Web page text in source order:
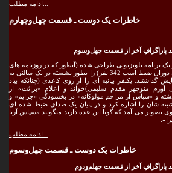
خاطرات یک دوست ـ قسمت چهل‌وچهارم
پاراگرافِ آخر از قسمت چهل‌وسوم
یک برنامه تلویزیونی طراحی شده (آنطور که در روزنامه های
آن دوران ضبط است 342 نفر) را بطور نشسته در یک سالنی به
گذاشتند. یکنفر بیانیه ای را از روی کاغذی (چنانکه بیاد
آورم منوچهر مقدم سلیمی)خواند و اعلام «برائت» از
و «سپاس از مراحم مولوکانه» در بخشودگی «جرایم» و
شان را اشاره کرد و در پایان یک صدای ضبط شده ای
تصویر می آمد که گویا این عده دارند میگویند «سپاس آریا
خاطرات یک دوست ـ قسمت چهل‌وسوم
پاراگرافِ آخر از قسمت چهلم‌ودوم